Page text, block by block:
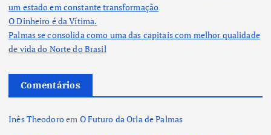
um estado em constante transformação
O Dinheiro é da Vítima.
Palmas se consolida como uma das capitais com melhor qualidade
de vida do Norte do Brasil
Comentários
Inês Theodoroem O Futuro da Orla de Palmas